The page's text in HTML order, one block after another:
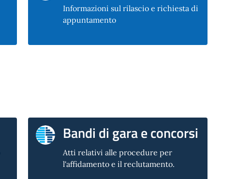
Informazioni sul rilascio e richiesta di
appuntamento
Bandi di gara e concorsi
Atti relativi alle procedure per
l'affidamento e il reclutamento.